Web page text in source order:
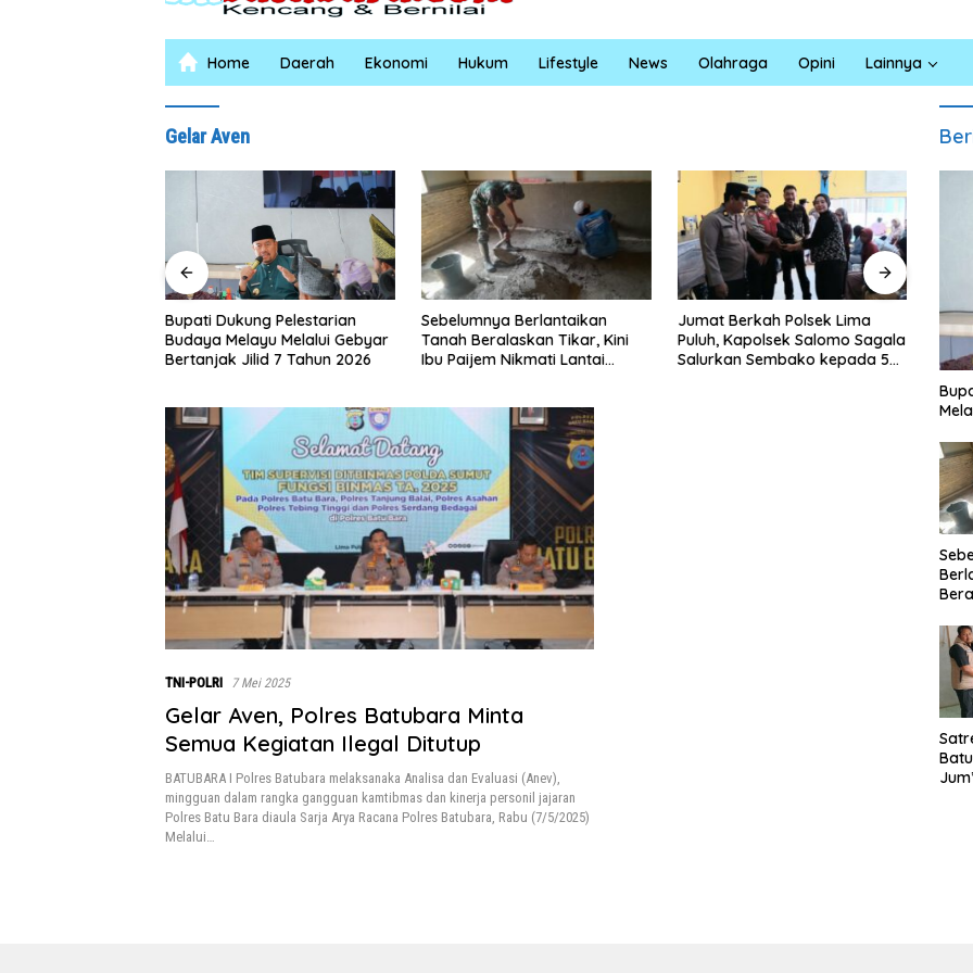
Home Daerah Ekonomi Hukum Lifestyle News Olahraga Opini Lainnya
Gelar Aven
Sebelumnya Berlantaikan
Tanah Beralaskan Tikar, Kini
Ibu Paijem Nikmati Lantai
0208/Asahan
Jumat Berkah Polsek Lima
Puluh, Kapolsek Salomo Sagala
Salurkan Sembako kepada 50
Satresnarkoba Polres Batu
Bara Gelar Jum’at Berkah,
Santuni Anak Yatim dan
TNI-POLRI 7 Mei 2025
Gelar Aven, Polres Batubara Minta
Semua Kegiatan Ilegal Ditutup
BATUBARA I Polres Batubara melaksanaka Analisa dan Evaluasi (Anev),
mingguan dalam rangka gangguan kamtibmas dan kinerja personil jajaran
Polres Batu Bara diaula Sarja Arya Racana Polres Batubara, Rabu (7/5/2025)
Melalui…